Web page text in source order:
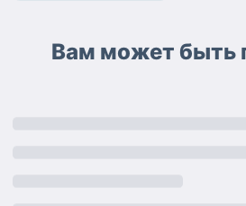
Вам может быть